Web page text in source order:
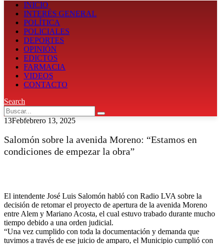
INICIO
INTERÉS GENERAL
POLÍTICA
POLICIALES
DEPORTES
OPINIÓN
EDICTOS
FARMACIA
VIDEOS
CONTACTO
Search
13Febfebrero 13, 2025
Salomón sobre la avenida Moreno: “Estamos en
condiciones de empezar la obra”
El intendente José Luis Salomón habló con Radio LVA sobre la
decisión de retomar el proyecto de apertura de la avenida Moreno
entre Alem y Mariano Acosta, el cual estuvo trabado durante mucho
tiempo debido a una orden judicial.
“Una vez cumplido con toda la documentación y demanda que
tuvimos a través de ese juicio de amparo, el Municipio cumplió con